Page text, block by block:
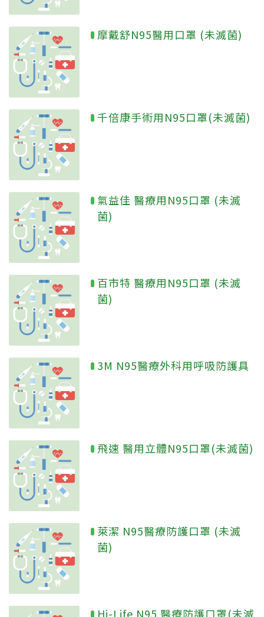
摩戴舒N95醫用口罩 (未滅菌)
千倍康手術用N95口罩(未滅菌)
氣益佳 醫療用N95口罩 (未滅
菌)
百市特 醫療用N95口罩 (未滅
菌)
3M N95醫療外科用呼吸防護具
飛速 醫用立體N95口罩(未滅菌)
萊潔 N95醫療防護口罩 (未滅
菌)
Hi-Life N95 醫療防護口罩(未滅